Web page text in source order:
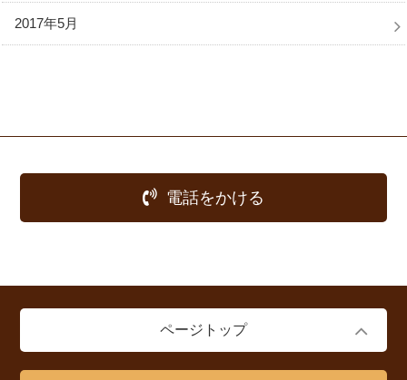
2017年5月
電話をかける
ページトップ